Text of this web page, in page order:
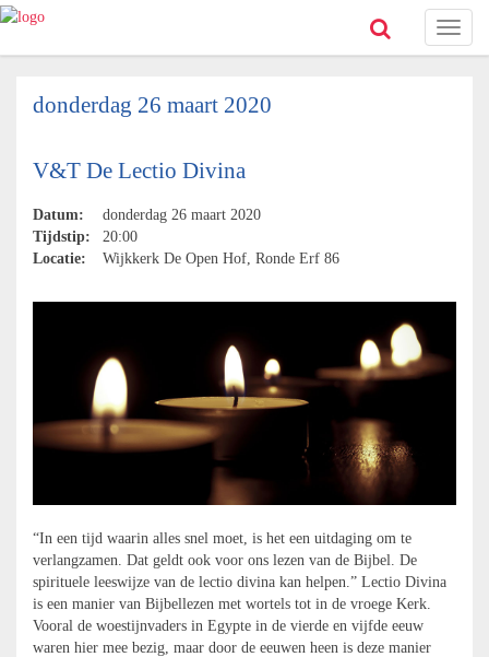
Toggle
donderdag 26 maart 2020
V&T De Lectio Divina
Datum:
donderdag 26 maart 2020
Tijdstip:
20:00
Locatie:
Wijkkerk De Open Hof, Ronde Erf 86
“In een tijd waarin alles snel moet, is het een uitdaging om te
verlangzamen. Dat geldt ook voor ons lezen van de Bijbel. De
spirituele leeswijze van de lectio divina kan helpen.” Lectio Divina
is een manier van Bijbellezen met wortels tot in de vroege Kerk.
Vooral de woestijnvaders in Egypte in de vierde en vijfde eeuw
waren hier mee bezig, maar door de eeuwen heen is deze manier